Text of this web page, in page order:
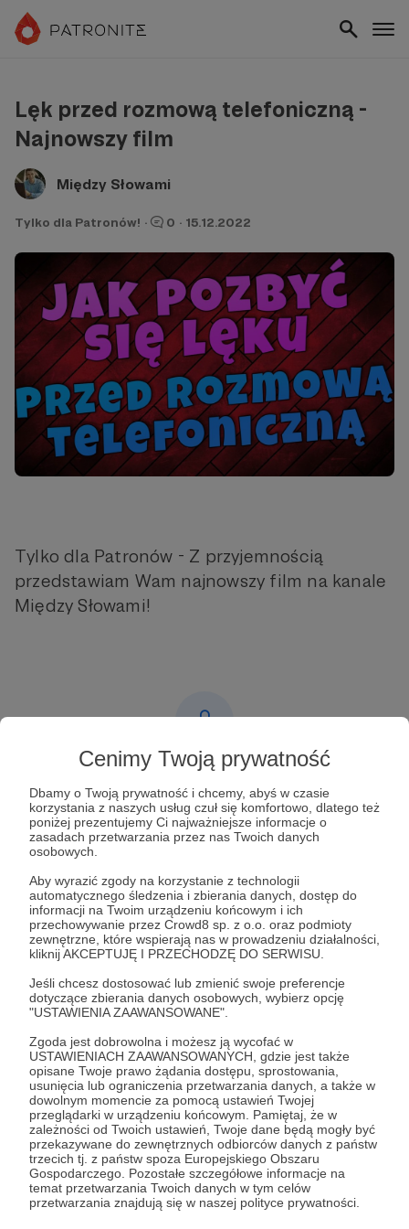
Cenimy Twoją prywatność
Dbamy o Twoją prywatność i chcemy, abyś w czasie
korzystania z naszych usług czuł się komfortowo, dlatego też
poniżej prezentujemy Ci najważniejsze informacje o
zasadach przetwarzania przez nas Twoich danych
osobowych.
Aby wyrazić zgody na korzystanie z technologii
automatycznego śledzenia i zbierania danych, dostęp do
informacji na Twoim urządzeniu końcowym i ich
przechowywanie przez Crowd8 sp. z o.o. oraz podmioty
zewnętrzne, które wspierają nas w prowadzeniu działalności,
kliknij AKCEPTUJĘ I PRZECHODZĘ DO SERWISU.
Jeśli chcesz dostosować lub zmienić swoje preferencje
dotyczące zbierania danych osobowych, wybierz opcję
"USTAWIENIA ZAAWANSOWANE".
Zgoda jest dobrowolna i możesz ją wycofać w
USTAWIENIACH ZAAWANSOWANYCH, gdzie jest także
opisane Twoje prawo żądania dostępu, sprostowania,
usunięcia lub ograniczenia przetwarzania danych, a także w
dowolnym momencie za pomocą ustawień Twojej
przeglądarki w urządzeniu końcowym. Pamiętaj, że w
zależności od Twoich ustawień, Twoje dane będą mogły być
przekazywane do zewnętrznych odbiorców danych z państw
trzecich tj. z państw spoza Europejskiego Obszaru
Gospodarczego. Pozostałe szczegółowe informacje na
temat przetwarzania Twoich danych w tym celów
przetwarzania znajdują się w naszej polityce prywatności.
Lęk przed rozmową telefoniczną -
Najnowszy film
Między Słowami
Tylko dla Patronów! · 0 · 15.12.2022
Tylko dla Patronów - Z przyjemnością
przedstawiam Wam najnowszy film na kanale
Między Słowami!
Post dostępny tylko dla Patronów
Aby zobaczyć ten materiał musisz być zalogowany
Zaloguj się
Udostępnij
Między Słowami
Zobacz profil autora